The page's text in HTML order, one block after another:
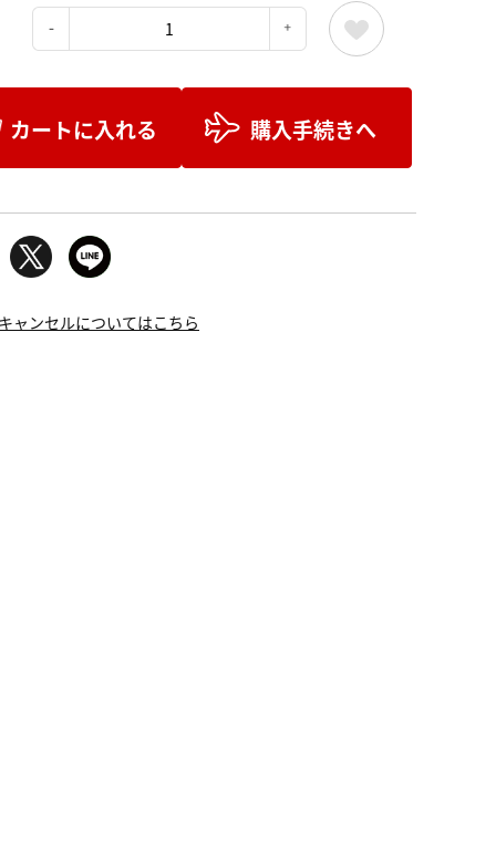
カートに入れる 購入手続きへ
ャンセルについてはこちら